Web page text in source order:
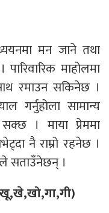
मन जाने तथा
माहोलमा
रमाउन सकिनेछ ।
गर्नुहोला सामान्य
। माया प्रेममा
नै राम्रो रहनेछ ।
सताउँनेछन् ।